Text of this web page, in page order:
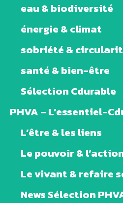
eau & biodiversité
énergie & climat
sobriété &
santé & bien-être
Sélection Cdurable
PHVA – L’essentiel-
L’être & les liens
Le pouvoir &
Le vivant & refaire
News Sélection